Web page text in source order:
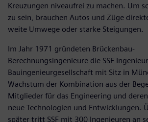
Kreuzungen niveaufrei zu machen. Um
zu sein, brauchen Autos und Züge
weite Umwege oder starke Steigungen.
Im Jahr 1971 gründeten Brückenbau-
Berechnungsingenieure die SSF
Bauingenieurgesellschaft mit Sitz in
Wachstum der Kombination aus der
Mitglieder für das Engineering und
neue Technologien und Entwicklungen.
später tritt SSF mit 300 Ingenieuren an